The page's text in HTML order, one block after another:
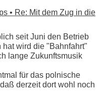
• Re: Mit dem Zug in die
seit Juni den Betrieb
wird die "Bahnfahrt"
lange Zukunftsmusik
für das polnische
derzeit dort wohl noch